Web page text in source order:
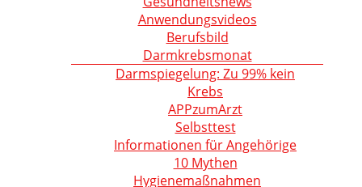
Anwendungsvideos
Berufsbild
Darmkrebsmonat
Darmspiegelung: Zu 99% kein
Krebs
APPzumArzt
Selbsttest
Informationen für Angehörige
10 Mythen
Hygienemaßnahmen